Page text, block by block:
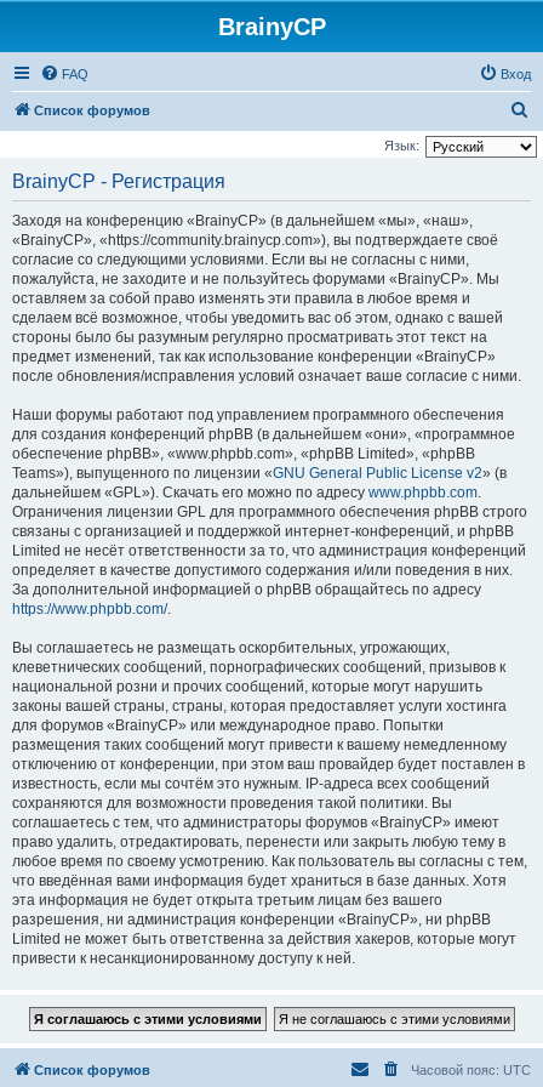
BrainyCP
FAQ Вход
Список форумов
о
Язык:
BrainyCP - Регистрация
Заходя на конференцию «BrainyCP» (в дальнейшем «мы», «наш»,
«BrainyCP», «https://community.brainycp.com»), вы подтверждаете своё
согласие со следующими условиями. Если вы не согласны с ними,
пожалуйста, не заходите и не пользуйтесь форумами «BrainyCP». Мы
оставляем за собой право изменять эти правила в любое время и
сделаем всё возможное, чтобы уведомить вас об этом, однако с вашей
стороны было бы разумным регулярно просматривать этот текст на
предмет изменений, так как использование конференции «BrainyCP»
после обновления/исправления условий означает ваше согласие с ними.
Наши форумы работают под управлением программного обеспечения
для создания конференций phpBB (в дальнейшем «они», «программное
обеспечение phpBB», «www.phpbb.com», «phpBB Limited», «phpBB
Teams»), выпущенного по лицензии «GNU General Public License v2» (в
дальнейшем «GPL»). Скачать его можно по адресу www.phpbb.com.
Ограничения лицензии GPL для программного обеспечения phpBB строго
связаны с организацией и поддержкой интернет-конференций, и phpBB
Limited не несёт ответственности за то, что администрация конференций
определяет в качестве допустимого содержания и/или поведения в них.
За дополнительной информацией о phpBB обращайтесь по адресу
https://www.phpbb.com/.
Вы соглашаетесь не размещать оскорбительных, угрожающих,
клеветнических сообщений, порнографических сообщений, призывов к
национальной розни и прочих сообщений, которые могут нарушить
законы вашей страны, страны, которая предоставляет услуги хостинга
для форумов «BrainyCP» или международное право. Попытки
размещения таких сообщений могут привести к вашему немедленному
отключению от конференции, при этом ваш провайдер будет поставлен в
известность, если мы сочтём это нужным. IP-адреса всех сообщений
сохраняются для возможности проведения такой политики. Вы
соглашаетесь с тем, что администраторы форумов «BrainyCP» имеют
право удалить, отредактировать, перенести или закрыть любую тему в
любое время по своему усмотрению. Как пользователь вы согласны с тем,
что введённая вами информация будет храниться в базе данных. Хотя
эта информация не будет открыта третьим лицам без вашего
разрешения, ни администрация конференции «BrainyCP», ни phpBB
Limited не может быть ответственна за действия хакеров, которые могут
привести к несанкционированному доступу к ней.
Список форумов Часовой пояс: UTC